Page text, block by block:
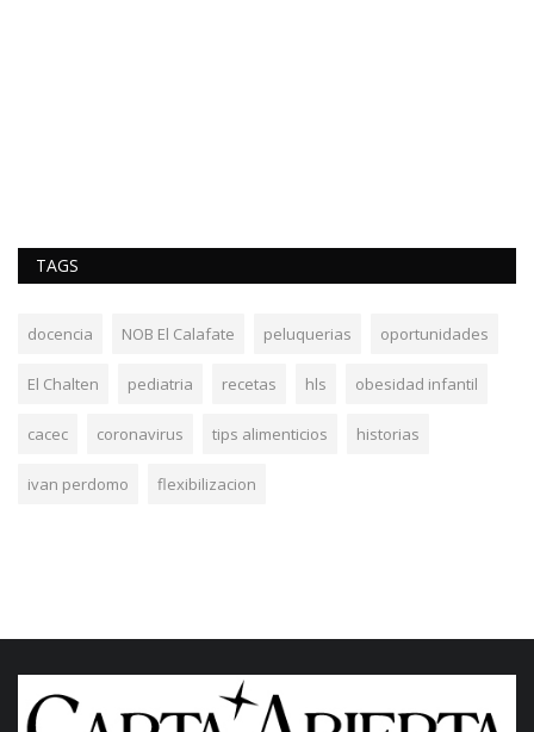
TAGS
docencia NOB El Calafate peluquerias oportunidades
El Chalten pediatria recetas hls obesidad infantil
cacec coronavirus tips alimenticios historias
ivan perdomo flexibilizacion